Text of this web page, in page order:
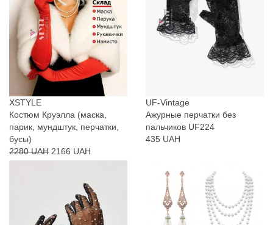
XSTYLE
Костюм Круэлла (маска,
парик, мундштук, перчатки,
бусы)
2280 UAH 2166 UAH
UF-Vintage
Ажурные перчатки без
пальчиков UF224
435 UAH